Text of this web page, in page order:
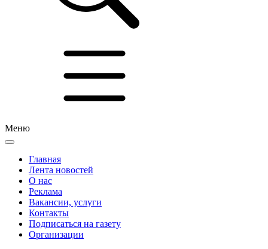
Меню
Главная
Лента новостей
О нас
Реклама
Вакансии, услуги
Контакты
Подписаться на газету
Организации